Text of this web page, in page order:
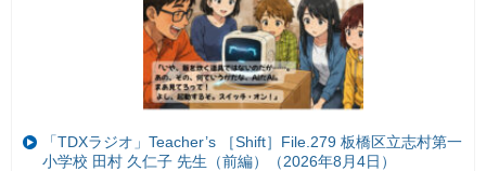
「TDXラジオ」Teacher’s ［Shift］File.279 板橋区立志村第一
小学校 田村 久仁子 先生（前編）（2026年8月4日）